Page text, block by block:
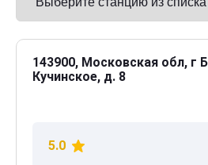
143900, Московская обл, г
Кучинское, д. 8
5.0